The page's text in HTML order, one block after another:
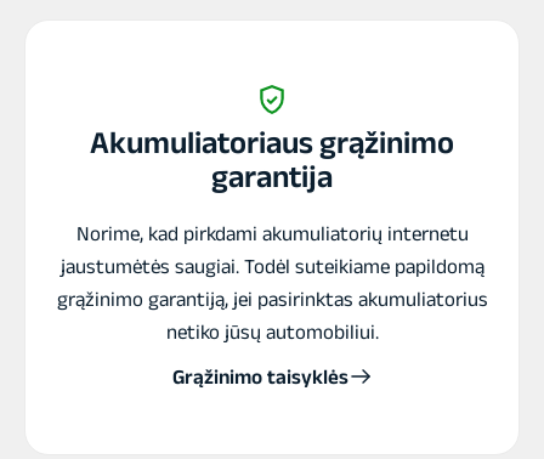
Akumuliatoriaus grąžinimo
garantija
Norime, kad pirkdami akumuliatorių internetu
jaustumėtės saugiai. Todėl suteikiame papildomą
grąžinimo garantiją, jei pasirinktas akumuliatorius
netiko jūsų automobiliui.
Grąžinimo taisyklės